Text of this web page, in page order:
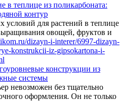
в теплице из поликарбоната:
контур
условий для растений в теплице
овощей, фруктов и
конструкции из
системы
невозможен без тщательно
оформления. Он не только